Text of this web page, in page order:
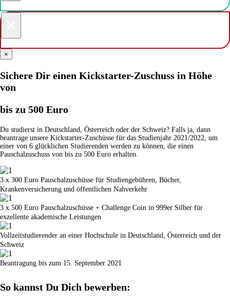
×
Sichere Dir einen Kickstarter-Zuschuss in Höhe
von
bis zu 500 Euro
Du studierst in Deutschland, Österreich oder der Schweiz? Falls ja, dann
beantrage unsere Kickstarter-Zuschüsse für das Studienjahr 2021/2022, um
einer von 6 glücklichen Studierenden werden zu können, die einen
Pauschalzuschuss von bis zu 500 Euro erhalten.
3 x 300 Euro Pauschalzuschüsse für Studiengebühren, Bücher,
Krankenversicherung und öffentlichen Nahverkehr
3 x 500 Euro Pauschalzuschüsse + Challenge Coin in 999er Silber für
exzellente akademische Leistungen
Vollzeitstudierender an einer Hochschule in Deutschland, Österreich und der
Schweiz
Beantragung bis zum 15. September 2021
So kannst Du Dich bewerben: